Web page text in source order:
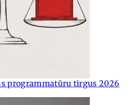
programmatūru tirgus 2026